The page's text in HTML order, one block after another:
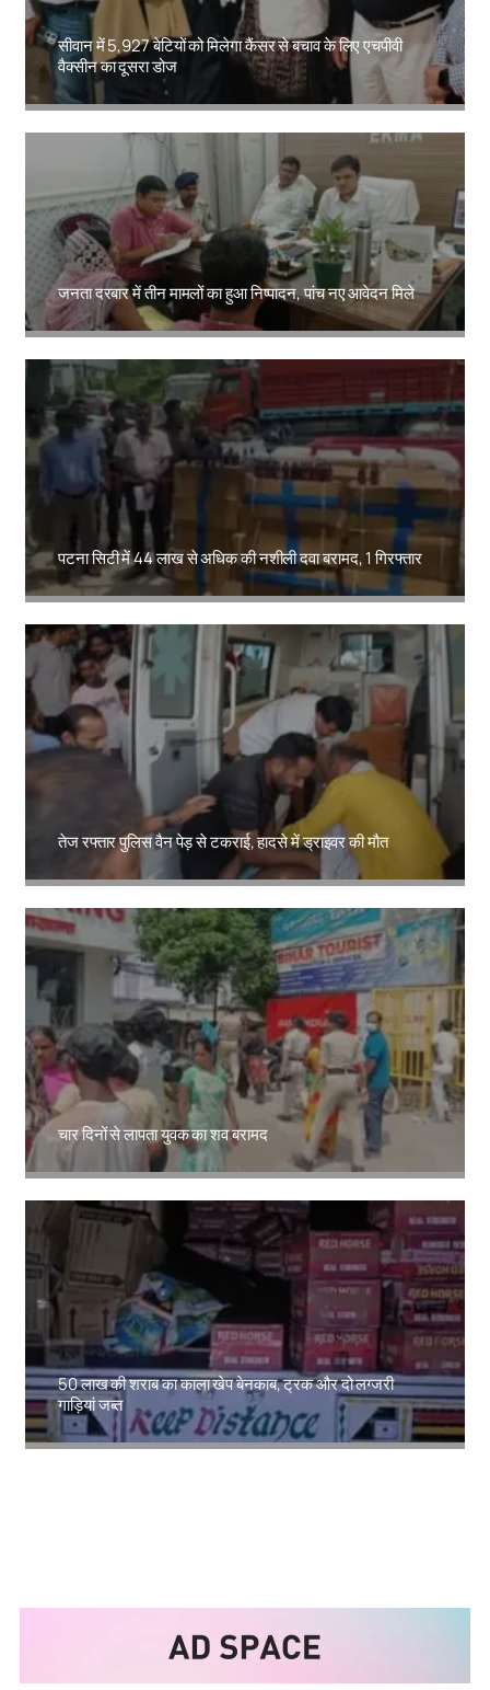
सीवान में 5,927 बेटियों को मिलेगा कैंसर से बचाव के लिए एचपीवी
वैक्सीन का दूसरा डोज
Amit Lekh
जनता दरबार में तीन मामलों का हुआ निष्पादन, पांच नए आवेदन मिले
Amit Lekh
पटना सिटी में 44 लाख से अधिक की नशीली दवा बरामद, 1 गिरफ्तार
Amit Lekh
तेज रफ्तार पुलिस वैन पेड़ से टकराई, हादसे में ड्राइवर की मौत
चार दिनों से लापता युवक का शव बरामद
50 लाख की शराब का काला खेप बेनकाब, ट्रक और दो लग्जरी
गाड़ियां जब्त
Amit Lekh